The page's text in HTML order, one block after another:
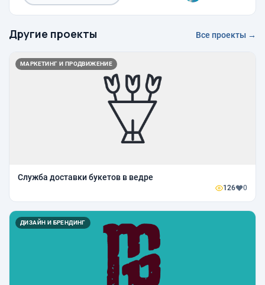
Другие проекты Все проекты →
МАРКЕТИНГ И ПРОДВИЖЕНИЕ
Служба доставки букетов в ведре
126 0
ДИЗАЙН И БРЕНДИНГ